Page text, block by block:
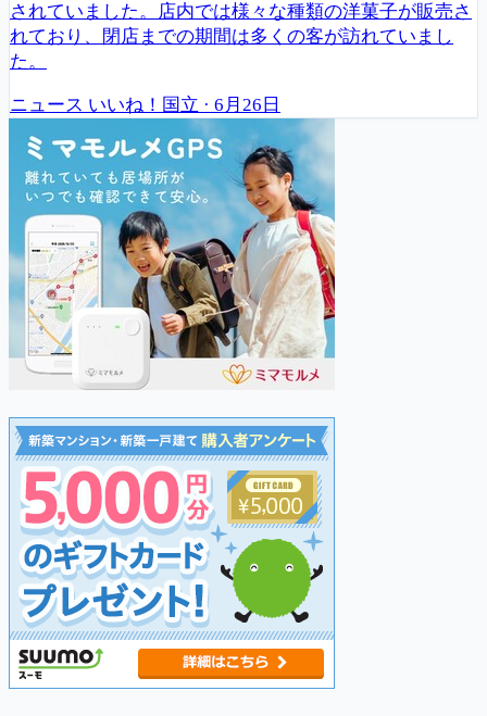
されていました。店内では様々な種類の洋菓子が販売さ
れており、閉店までの期間は多くの客が訪れていまし
た。
ニュース いいね！国立 · 6月26日